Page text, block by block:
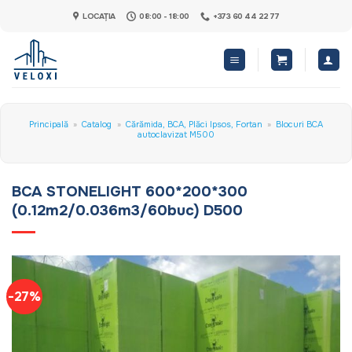
content
LOCAȚIA 08:00 - 18:00 +373 60 44 22 77
Principală » Catalog » Cărămida, BCA, Plăci Ipsos, Fortan » Blocuri BCA
autoclavizat M500
BCA STONELIGHT 600*200*300
(0.12m2/0.036m3/60buc) D500
-27%